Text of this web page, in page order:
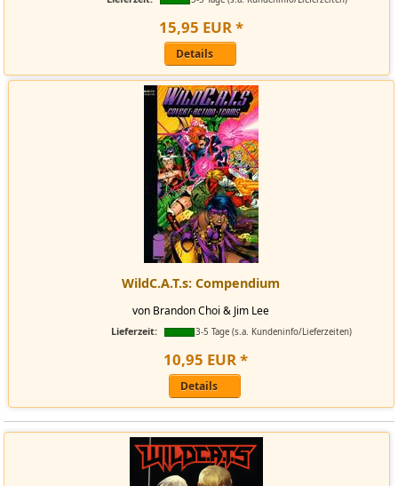
15,95 EUR*
Details
WildC.A.T.s: Compendium
von Brandon Choi & Jim Lee
Lieferzeit: 3-5 Tage (s.a. Kundeninfo/Lieferzeiten)
10,95 EUR*
Details